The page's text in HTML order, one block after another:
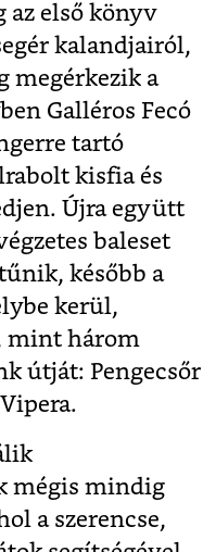
az első könyv
kalandjairól,
megérkezik a
Galléros Fecó
tartó
kisfia és
Újra együtt
baleset
később a
kerül,
mint három
útját: Pengecsőr
mégis mindig
a szerencse,